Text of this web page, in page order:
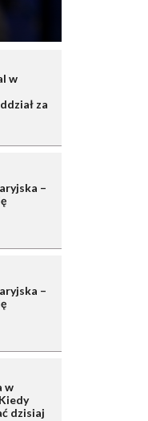
w
za
–
–
w
dzisiaj